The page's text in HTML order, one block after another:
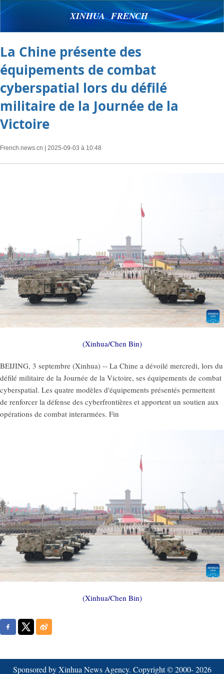
XINHUA FRENCH
La Chine présente des
équipements de combat
cyberspatial lors du défilé
militaire de la Journée de la
Victoire
French.news.cn | 2025-09-03 à 10:48
(Xinhua/Chen Bin)
BEIJING, 3 septembre (Xinhua) -- La Chine a dévoilé mercredi, lors du
défilé militaire de la Journée de la Victoire, ses équipements de combat
cyberspatial. Les quatre modèles d'équipements présentés permettent
de renforcer la défense des cyberfrontières et apportent un soutien aux
opérations de combat interarmées. Fin
(Xinhua/Chen Bin)
Sponsored by Xinhua News Agency. Copyright © 2000-2026